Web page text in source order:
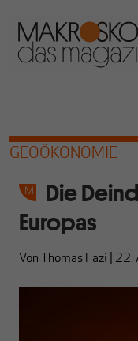
GEOÖKONOMIE
Die
Europas
Von Thomas Fazi 22.